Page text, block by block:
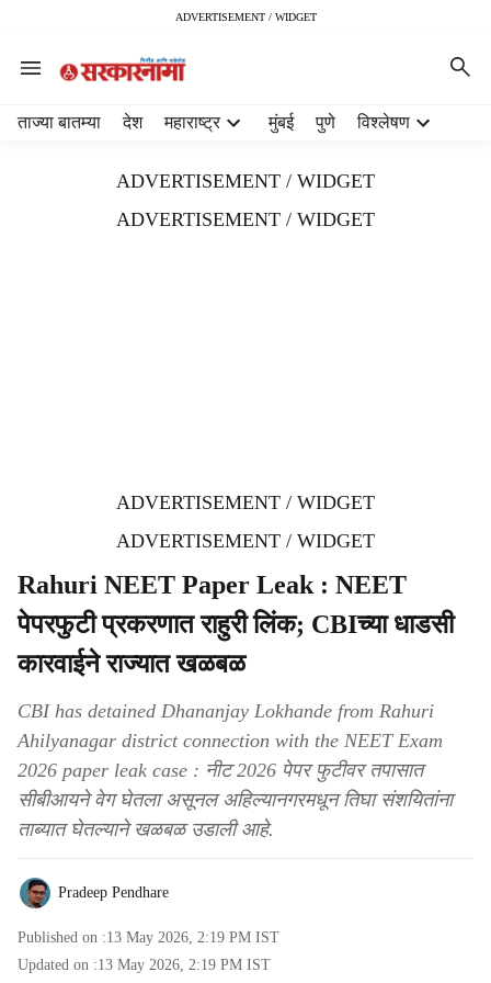
ADVERTISEMENT / WIDGET
ताज्या बातम्या देश महाराष्ट्र मुंबई पुणे विश्लेषण
ADVERTISEMENT / WIDGET
ADVERTISEMENT / WIDGET
ADVERTISEMENT / WIDGET
ADVERTISEMENT / WIDGET
Rahuri NEET Paper Leak : NEET
पेपरफुटी प्रकरणात राहुरी लिंक; CBIच्या धाडसी
कारवाईने राज्यात खळबळ
CBI has detained Dhananjay Lokhande from Rahuri
Ahilyanagar district connection with the NEET Exam
2026 paper leak case : नीट 2026 पेपर फुटीवर तपासात
सीबीआयने वेग घेतला असूनल अहिल्यानगरमधून तिघा संशयितांना
ताब्यात घेतल्याने खळबळ उडाली आहे.
Pradeep Pendhare
Published on :13 May 2026, 2:19 PM IST
Updated on :13 May 2026, 2:19 PM IST